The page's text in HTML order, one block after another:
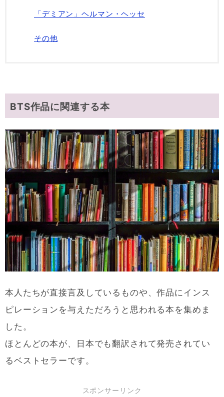
「デミアン」ヘルマン・ヘッセ
その他
BTS作品に関連する本
本人たちが直接言及しているものや、作品にインス
ピレーションを与えただろうと思われる本を集めま
した。
ほとんどの本が、日本でも翻訳されて発売されてい
るベストセラーです。
スポンサーリンク